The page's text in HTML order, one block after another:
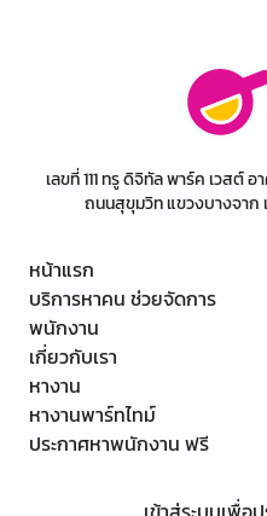
เลขที่ 111 ทรู ดิจิทัล พาร์ค เวสต์
ถนนสุขุมวิท แขวงบางจาก
หน้าแรก
บริการหาคน ช่วยจัดการ
พนักงาน
เกี่ยวกับเรา
หางาน
หางานพาร์ทไทม์
ประกาศหาพนักงาน ฟรี